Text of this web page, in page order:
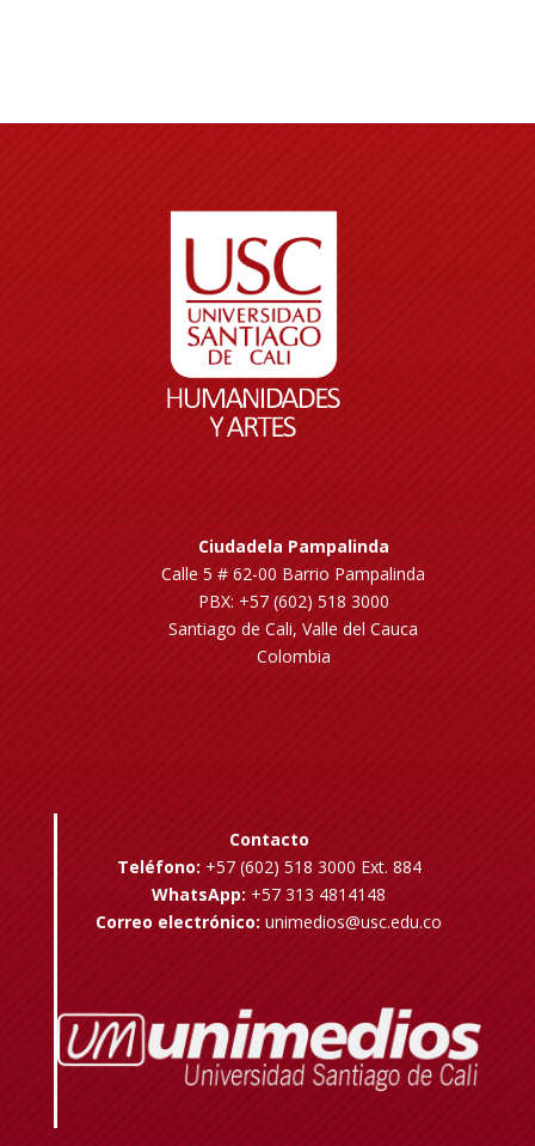
Ciudadela Pampalinda
Calle 5 # 62-00 Barrio Pampalinda
PBX: +57 (602) 518 3000
Santiago de Cali, Valle del Cauca
Colombia
Contacto
Teléfono: +57 (602) 518 3000 Ext. 884
WhatsApp: +57 313 4814148
Correo electrónico: unimedios@usc.edu.co